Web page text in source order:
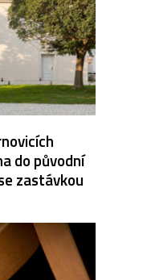
do původní
zastávkou